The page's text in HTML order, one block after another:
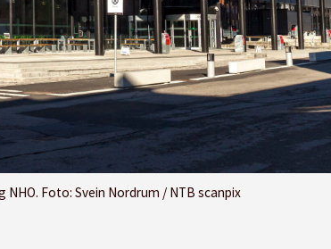
Foto: Svein Nordrum / NTB scanpix